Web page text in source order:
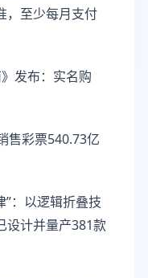
，至少每月支付
发布：实名购
售彩票540.73亿
”：以逻辑折叠技
设计并量产381款